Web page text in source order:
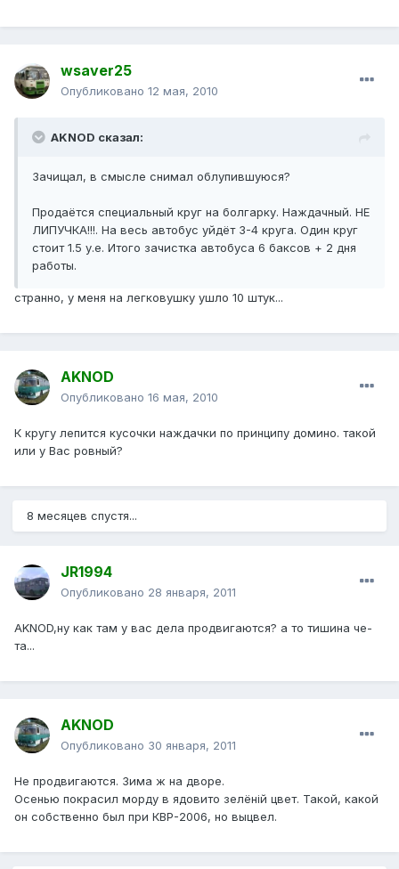
wsaver25
Опубликовано 12 мая, 2010
AKNOD сказал:
Зачищал, в смысле снимал облупившуюся?
Продаётся специальный круг на болгарку. Наждачный. НЕ
ЛИПУЧКА!!!. На весь автобус уйдёт 3-4 круга. Один круг
стоит 1.5 у.е. Итого зачистка автобуса 6 баксов + 2 дня
работы.
странно, у меня на легковушку ушло 10 штук...
AKNOD
Опубликовано 16 мая, 2010
К кругу лепится кусочки наждачки по принципу домино. такой
или у Вас ровный?
8 месяцев спустя...
JR1994
Опубликовано 28 января, 2011
AKNOD,ну как там у вас дела продвигаются? а то тишина че-
та...
AKNOD
Опубликовано 30 января, 2011
Не продвигаются. Зима ж на дворе.
Осенью покрасил морду в ядовито зелёній цвет. Такой, какой
он собственно был при КВР-2006, но выцвел.